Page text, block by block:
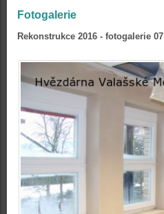
Fotogalerie
Rekonstrukce 2016 - fotogalerie 07